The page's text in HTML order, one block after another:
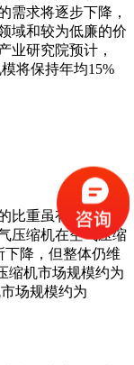
需求将逐步下降，
域和较为低廉的价
业研究院预计，
将保持年均15%
比重虽有所下降，
压缩机在空气压缩
下降，但整体仍维
缩机市场规模约为
场规模约为